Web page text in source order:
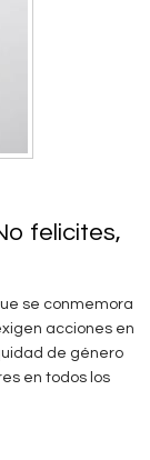
felicites,
se conmemora
acciones en
de género
en todos los